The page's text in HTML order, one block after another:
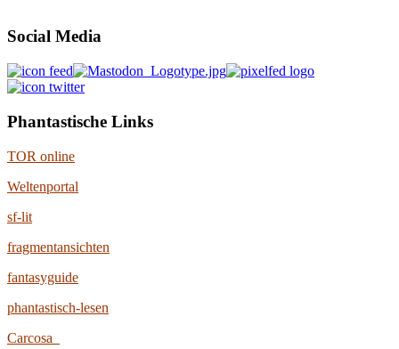
Social Media
Phantastische Links
TOR online
Weltenportal
sf-lit
fragmentansichten
fantasyguide
phantastisch-lesen
Carcosa